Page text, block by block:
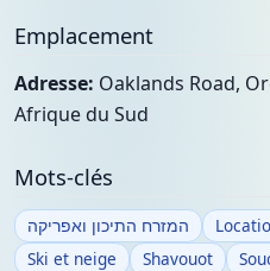
Emplacement
Adresse: Oaklands Road,
Afrique du Sud
Mots-clés
המזרח התיכון ואפריקה
Ski et neige
Shavouot